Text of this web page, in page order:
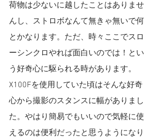
荷物は少ないに越したことはありませ
んし、ストロボなんて無きゃ無いで何
とかなります。ただ、時々ここでスロ
ーシンクロやれば面白いのでは！とい
う好奇心に駆られる時があります。
X100Fを使用していた頃はそんな好奇
心から撮影のスタンスに幅がありまし
た。やはり簡易でもいいので気軽に使
えるのは便利だったと思うようになり